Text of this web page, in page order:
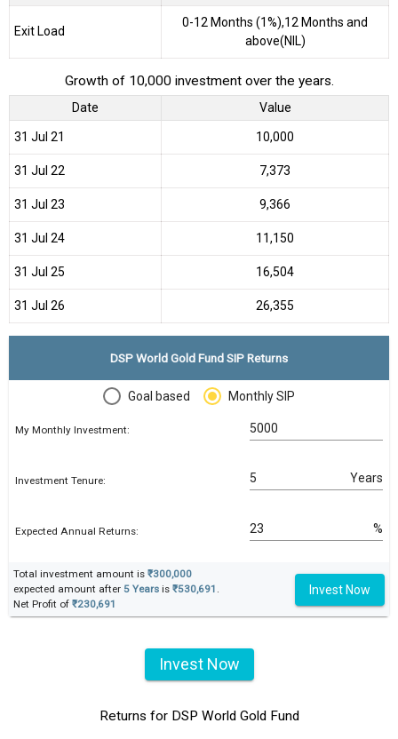
Exit Load
0-12 Months (1%),12 Months and
above(NIL)
Growth of 10,000 investment over the years.
Date Value
31 Jul 21 ₹10,000
31 Jul 22 ₹7,373
31 Jul 23 ₹9,366
31 Jul 24 ₹11,150
31 Jul 25 ₹16,504
31 Jul 26 ₹26,355
DSP World Gold Fund SIP Returns
Goal based Monthly SIP
My Monthly Investment:
Investment Tenure: Years
Expected Annual Returns: %
Total investment amount is ₹300,000
expected amount after 5 Years is ₹530,691 .
Net Profit of ₹230,691
Invest Now
Invest Now
Returns for DSP World Gold Fund